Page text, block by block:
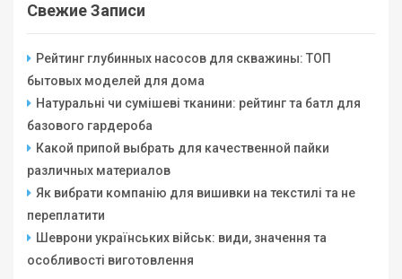
Свежие Записи
Рейтинг глубинных насосов для скважины: ТОП
бытовых моделей для дома
Натуральні чи сумішеві тканини: рейтинг та батл для
базового гардероба
Какой припой выбрать для качественной пайки
различных материалов
Як вибрати компанію для вишивки на текстилі та не
переплатити
Шеврони українських військ: види, значення та
особливості виготовлення